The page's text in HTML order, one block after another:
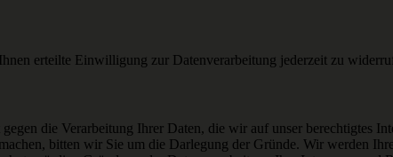
erteilte Einwilligung zur Datenverarbeitung jederzeit zu
gegen die Verarbeitung Ihrer Daten, die wir auf unser
bitten wir Sie um die Darlegung der Gründe. Wir werden